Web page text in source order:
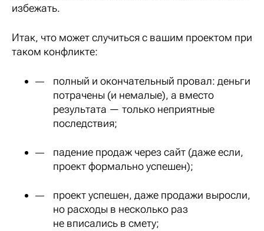
избежать.
Итак, что может случиться с вашим проектом при
таком конфликте:
полный и окончательный провал: деньги
потрачены (и немалые), а вместо
результата — только неприятные
последствия;
падение продаж через сайт (даже если,
проект формально успешен);
проект успешен, даже продажи выросли,
но расходы в несколько раз
не вписались в смету;